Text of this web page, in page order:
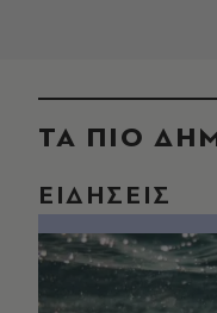
ΤΑ ΠΙΟ
ΕΙΔΗΣΕΙΣ